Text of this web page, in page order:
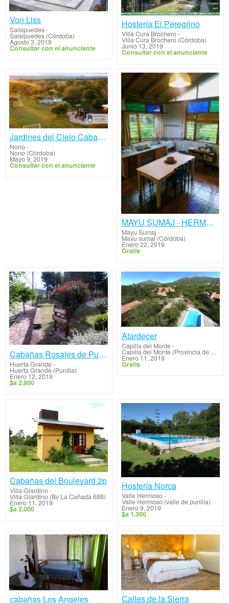
Von Liss
Salsipuedes-
Salsipuedes (Córdoba)
Agosto 3, 2019
Consultar con el anunciante
Hostería El Peregrino
Villa Cura Brochero-
Villa Cura Brochero (Córdoba)
Junio 13, 2019
Consultar con el anunciante
Jardines del Cielo Cabañas & Apart Suites
Nono-
Nono (Córdoba)
Mayo 9, 2019
Consultar con el anunciante
MAYU SUMAJ - HERMOSA CABAÑA !
Mayu Sumaj -
Mayu sumaj (Córdoba)
Enero 22, 2019
Gratis
Cabañas Rosales de Punilla - Huerta Grande-
Huerta Grande-
Huerta Grande (Punilla)
Enero 12, 2019
$a 2.800
Atardecer
Capilla del Monte-
Capilla del Monte (Provincia de Cordoba)
Enero 11, 2019
Gratis
Cabañas del Boulevard 2p
Villa Giardino-
Villa Giardino (Bv La Cañada 688)
Enero 11, 2019
$a 2.000
Hostería Norca
Valle Hermoso-
Valle Hermoso (valle de punilla)
Enero 9, 2019
$a 1.300
cabañas Los Angeles Calles de la Sierra